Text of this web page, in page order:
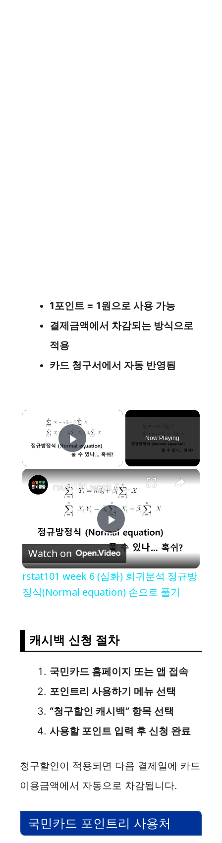
1포인트 = 1원으로 사용 가능
결제금액에서 차감되는 방식으로
적용
카드 청구서에서 자동 반영됨
×
Play Video
Now Playing
×
P
l
a
V
d
e
o
rstat101 week 6 (심화) 회귀분석 정규방정식(Normal equation) 손으로 풀기
Watch on
rstat101 week 6 (심화) 회귀분석 정규방
정식(Normal equation) 손으로 풀기
캐시백 신청 절차
국민카드 홈페이지 또는 앱 접속
포인트리 사용하기 메뉴 선택
“청구할인 캐시백” 항목 선택
사용할 포인트 입력 후 신청 완료
청구할인이 적용되면 다음 결제일에 카드
이용금액에서 자동으로 차감됩니다.
국민카드 포인트리 사용처